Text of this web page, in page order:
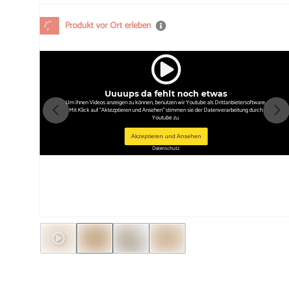
Produkt vor Ort erleben
Uuuups da fehlt noch etwas
Um ihnen Videos anzeigen zu können, benutzen wir Youtube als Drittanbietersoftware.
Mit Klick auf "Aktezptieren und Ansehen" stimmen sie der Datenverarbeitung durch
Youtube zu.
Akzeptieren und Ansehen
Datenschutz